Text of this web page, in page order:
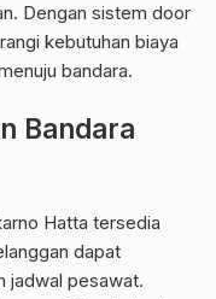
Dengan sistem door
kebutuhan biaya
bandara.
Bandara
Hatta tersedia
dapat
jadwal pesawat.